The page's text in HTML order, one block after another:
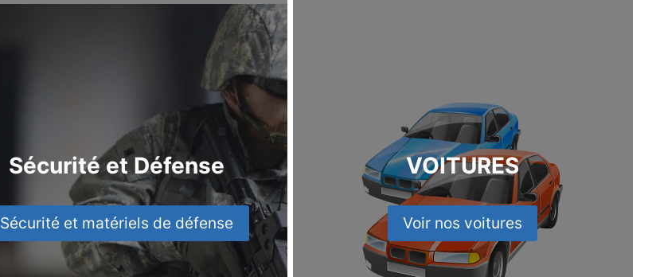
Sécurité et Défense
Sécurité et matériels de défense
VOITURES
Voir nos voitures